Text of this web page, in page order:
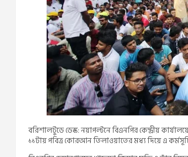
বরিশালটুডে ডেস্ক: নয়াপল্টনে বিএনপির কেন্দ্রীয়
১১টায় পবিত্র কোরআন তিলাওয়াতের মধ্য দিয়ে এ